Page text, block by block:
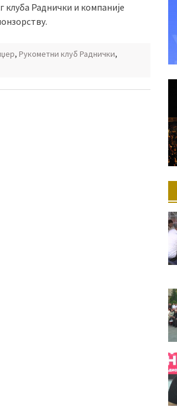
Раднички и компаније
, Рукометни клуб Раднички,